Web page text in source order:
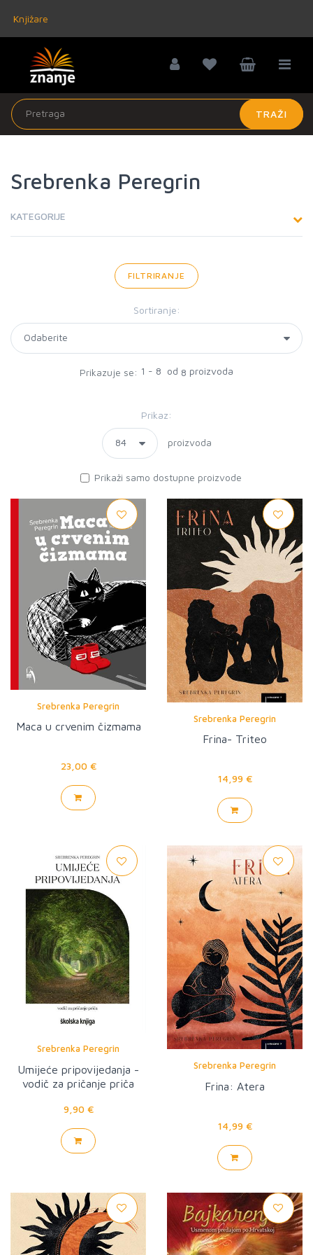
Knjižare
TRAŽI
Srebrenka Peregrin
KATEGORIJE
FILTRIRANJE
Sortiranje:
Prikazuje se: 1 - 8 od 8 proizvoda
Prikaz:
proizvoda
Prikaži samo dostupne proizvode
Srebrenka Peregrin
Maca u crvenim čizmama
23,00 €
Srebrenka Peregrin
Frina- Triteo
14,99 €
Srebrenka Peregrin
Umijeće pripovijedanja -
vodič za pričanje priča
9,90 €
Srebrenka Peregrin
Frina: Atera
14,99 €